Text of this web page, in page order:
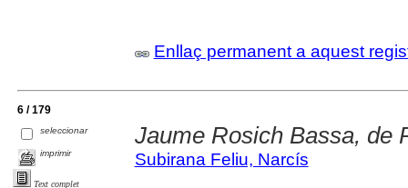
Enllaç permanent a aquest
6 / 179
seleccionar
imprimir
Text complet
Jaume Rosich Bassa, de
Subirana Feliu, Narcís